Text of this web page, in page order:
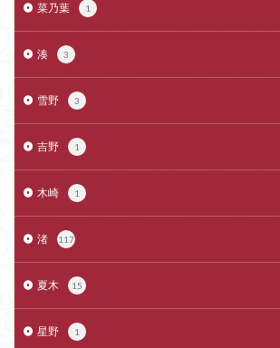
菜乃葉 1
湊 3
雪野 3
吉野 1
木崎 1
渚 117
夏木 15
星野 1